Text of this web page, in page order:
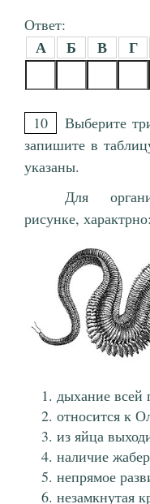
Ответ:
А Б В Г
10
Выберите
запишите в
указаны.
Для
рисунке, характрно:
дыхание всей
относится к
из яйца
наличие
непрямое
незамкнутая